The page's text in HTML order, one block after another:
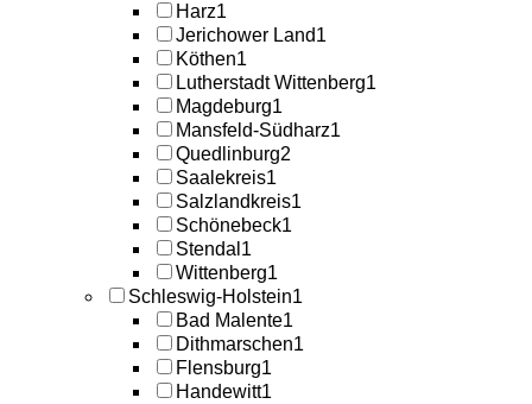
Harz1
Jerichower Land1
Köthen1
Lutherstadt Wittenberg1
Magdeburg1
Mansfeld-Südharz1
Quedlinburg2
Saalekreis1
Salzlandkreis1
Schönebeck1
Stendal 1
Wittenberg1
Schleswig-Holstein1
Bad Malente1
Dithmarschen1
Flensburg1
Handewitt1